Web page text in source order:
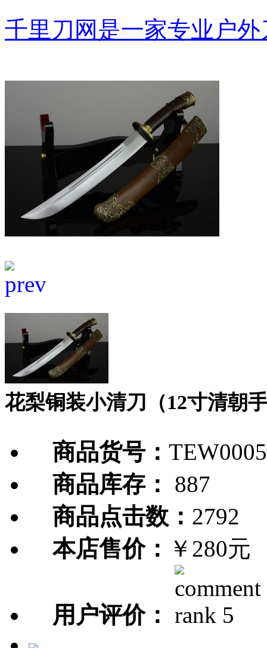
千里刀网是一家专业户
花梨铜装小清刀（12寸清朝
商品货号：
商品库存：
887
商品点击数： 2792
本店售价： ￥280元
用户评价：